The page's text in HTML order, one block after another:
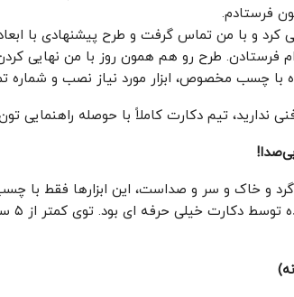
فرستادم.
و با من تماس گرفت و طرح پیشنهادی با ابعاد
فرستادن. طرح رو هم همون روز با من نهایی
با چسب مخصوص، ابزار مورد نیاز نصب و
ندارید، تیم دکارت کاملاً با حوصله راهنمایی
!
گرد و خاک و سر و صداست، این ابزارها فقط